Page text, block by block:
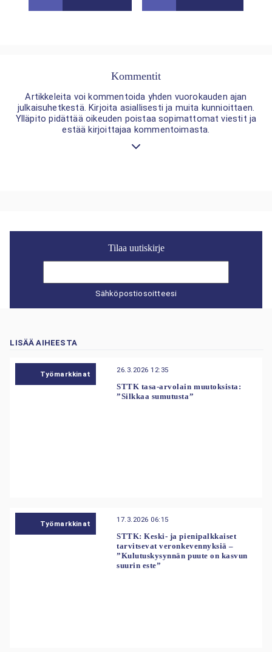
Kommentit
Artikkeleita voi kommentoida yhden vuorokauden ajan
julkaisuhetkestä. Kirjoita asiallisesti ja muita kunnioittaen.
Ylläpito pidättää oikeuden poistaa sopimattomat viestit ja
estää kirjoittajaa kommentoimasta.
Tilaa uutiskirje
Sähköpostiosoitteesi
LISÄÄ AIHEESTA
Työmarkkinat 26.3.2026 12:35
STTK tasa-arvolain muutoksista:
”Silkkaa sumutusta”
Työmarkkinat 17.3.2026 06:15
STTK: Keski- ja pienipalkkaiset
tarvitsevat veronkevennyksiä –
”Kulutuskysynnän puute on kasvun
suurin este”